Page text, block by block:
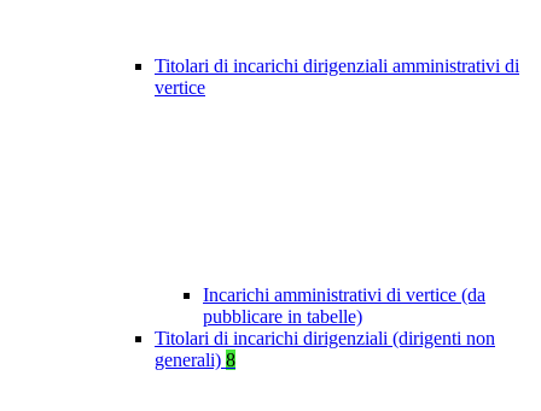
Titolari di incarichi dirigenziali amministrativi di
vertice
Incarichi amministrativi di vertice (da
pubblicare in tabelle)
Titolari di incarichi dirigenziali (dirigenti non
generali) 8